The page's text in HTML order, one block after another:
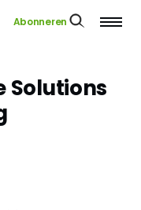
Abonneren
Solutions